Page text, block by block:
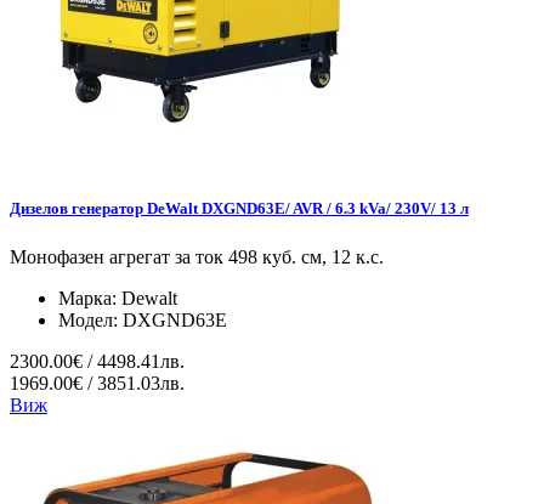
Дизелов генератор DeWalt DXGND63E/ AVR / 6.3 kVa/ 230V/ 13 л
Монофазен агрегат за ток 498 куб. см, 12 к.с.
Марка: Dewalt
Модел: DXGND63E
2300.00€ / 4498.41лв.
1969.00€ / 3851.03лв.
Виж